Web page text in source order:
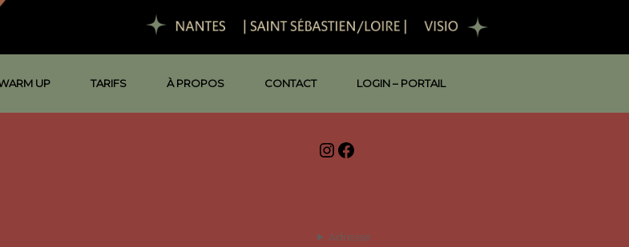
UP TARIFS À PROPOS CONTACT LOGIN – PORTAIL
Instagram
Facebook
Adresse